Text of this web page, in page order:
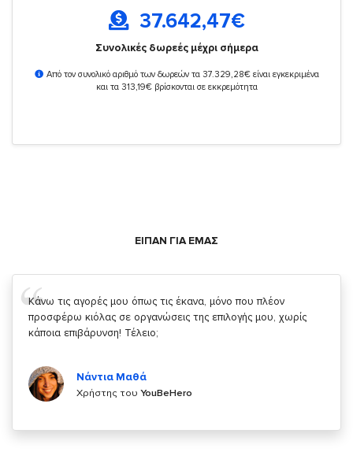
37.642,47€
Συνολικές δωρεές μέχρι σήμερα
Από τον συνολικό αριθμό των δωρεών τα 37.329,28€ είναι εγκεκριμένα
και τα 313,19€ βρίσκονται σε εκκρεμότητα
ΕΙΠΑΝ ΓΙΑ ΕΜΑΣ
Σας ευχαριστώ που μας δίνετε την δυνατότητα να κάνουμε
κάτι!
Χρήστης τουYouBeHero